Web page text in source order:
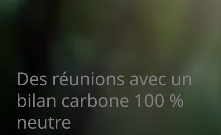
Des réunions avec un
bilan carbone 100 %
neutre